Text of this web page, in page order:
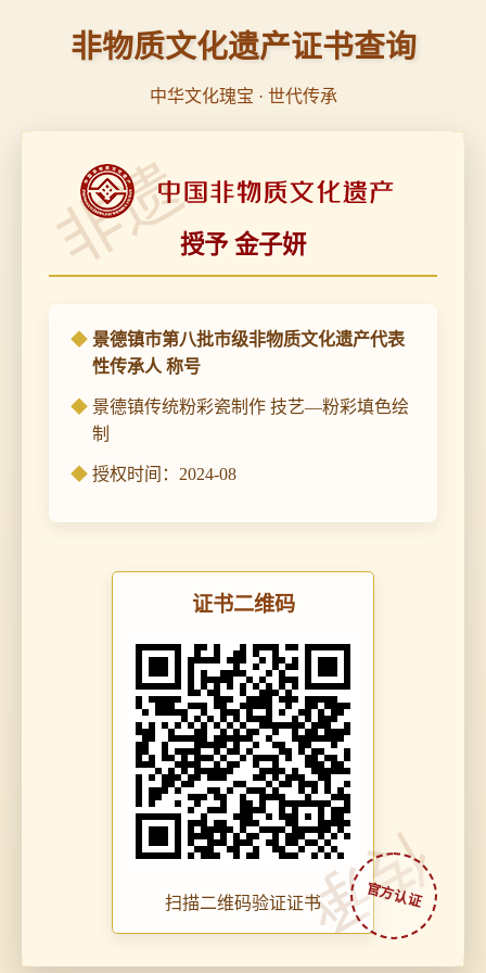
非物质文化遗产证书查询
中华文化瑰宝 · 世代传承
非遗
传承
授予 金子妍
景德镇市第八批市级非物质文化遗产代表
性传承人 称号
景德镇传统粉彩瓷制作 技艺—粉彩填色绘
制
授权时间：2024-08
证书二维码
扫描二维码验证证书